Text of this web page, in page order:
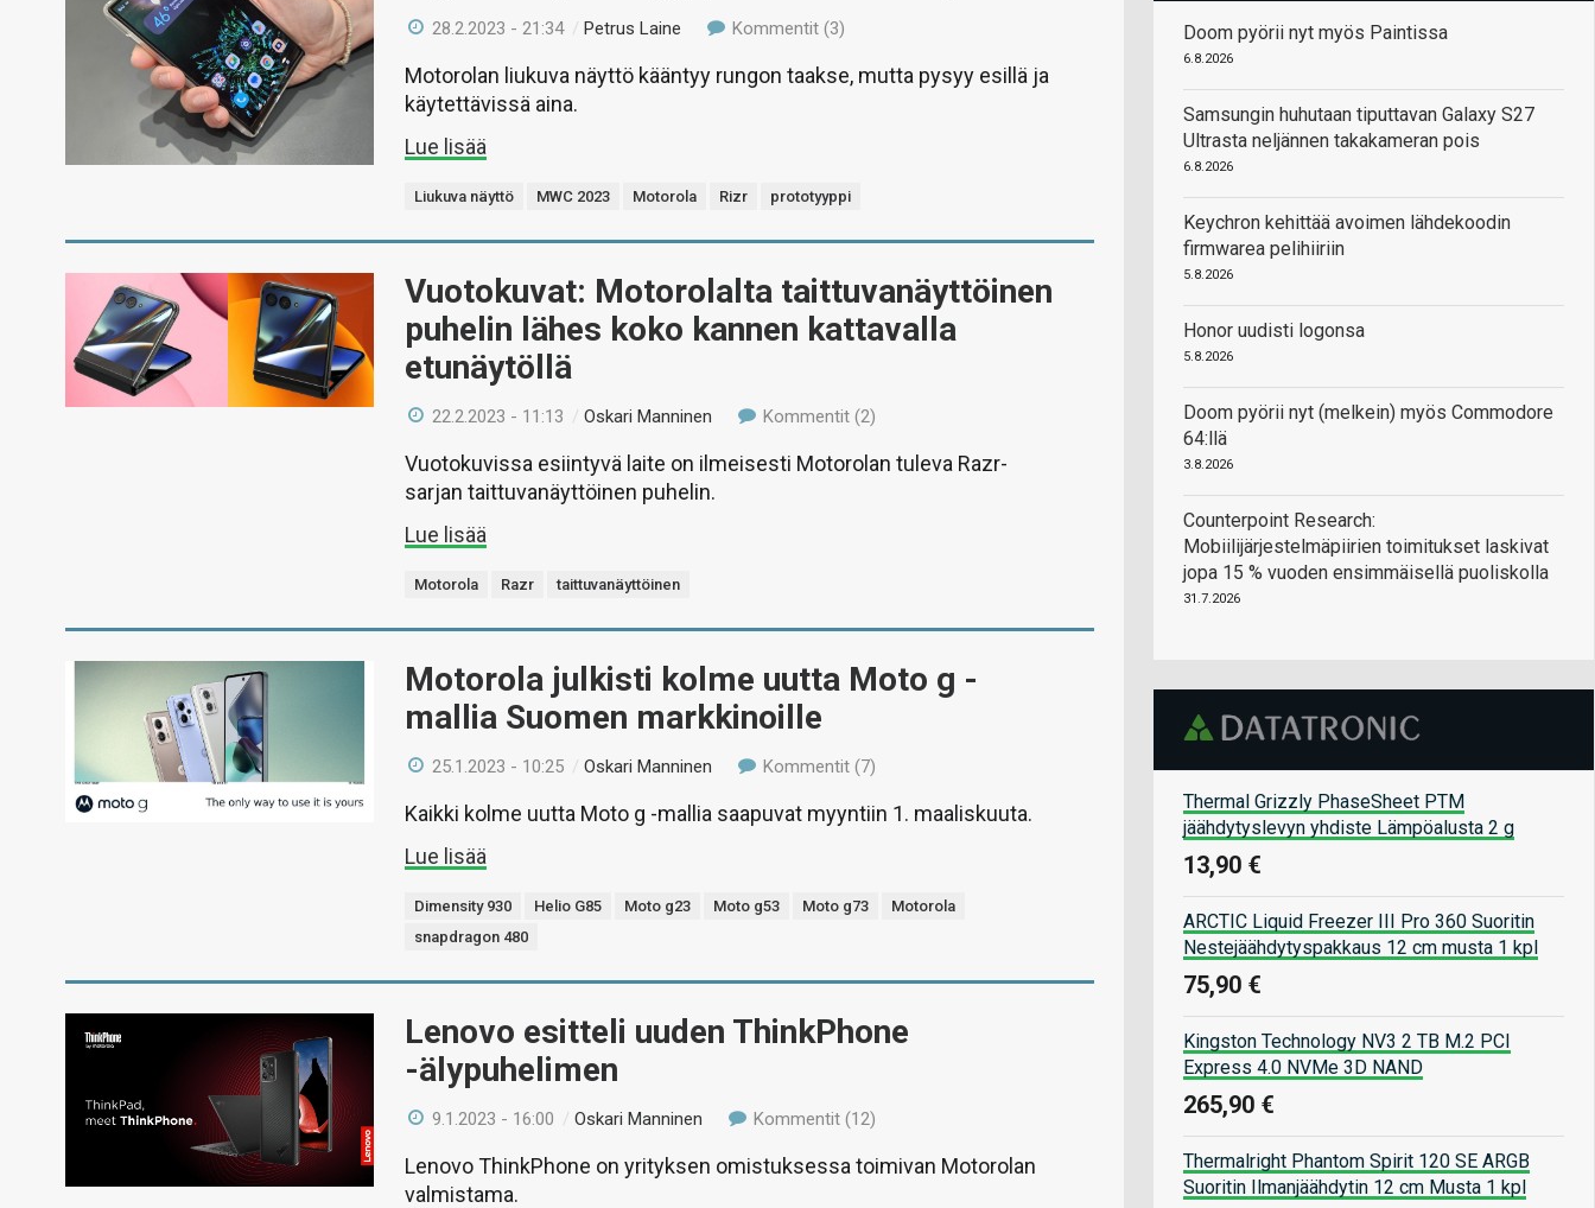
28.2.2023 - 21:34 /Petrus Laine Kommentit (3)
Motorolan liukuva näyttö kääntyy rungon taakse, mutta pysyy esillä ja
käytettävissä aina.
Lue lisää
Liukuva näyttö MWC 2023 Motorola Rizr prototyyppi
Vuotokuvat: Motorolalta taittuvanäyttöinen
puhelin lähes koko kannen kattavalla
etunäytöllä
22.2.2023 - 11:13 /Oskari Manninen Kommentit (2)
Vuotokuvissa esiintyvä laite on ilmeisesti Motorolan tuleva Razr-
sarjan taittuvanäyttöinen puhelin.
Lue lisää
Motorola Razr taittuvanäyttöinen
Motorola julkisti kolme uutta Moto g -
mallia Suomen markkinoille
25.1.2023 - 10:25 /Oskari Manninen Kommentit (7)
Kaikki kolme uutta Moto g -mallia saapuvat myyntiin 1. maaliskuuta.
Lue lisää
Dimensity 930 Helio G85 Moto g23 Moto g53 Moto g73
Motorola
snapdragon 480
Lenovo esitteli uuden ThinkPhone
-älypuhelimen
9.1.2023 - 16:00 /Oskari Manninen Kommentit (12)
Lenovo ThinkPhone on yrityksen omistuksessa toimivan Motorolan
valmistama.
Doom pyörii nyt myös Paintissa
6.8.2026
Samsungin huhutaan tiputtavan Galaxy S27
Ultrasta neljännen takakameran pois
6.8.2026
Keychron kehittää avoimen lähdekoodin
firmwarea pelihiiriin
5.8.2026
Honor uudisti logonsa
5.8.2026
Doom pyörii nyt (melkein) myös Commodore
64:llä
3.8.2026
Counterpoint Research:
Mobiilijärjestelmäpiirien toimitukset laskivat
jopa 15 % vuoden ensimmäisellä puoliskolla
31.7.2026
Thermal Grizzly PhaseSheet PTM
jäähdytyslevyn yhdiste Lämpöalusta 2 g
13,90 €
ARCTIC Liquid Freezer III Pro 360 Suoritin
Nestejäähdytyspakkaus 12 cm musta 1 kpl
75,90 €
Kingston Technology NV3 2 TB M.2 PCI
Express 4.0 NVMe 3D NAND
265,90 €
Thermalright Phantom Spirit 120 SE ARGB
Suoritin Ilmanjäähdytin 12 cm Musta 1 kpl